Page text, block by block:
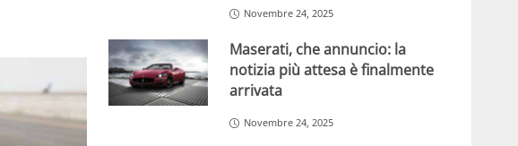
Novembre 24, 2025
Maserati, che annuncio: la
notizia più attesa è finalmente
arrivata
Novembre 24, 2025